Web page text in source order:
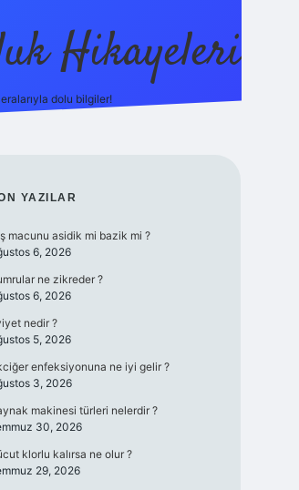
Hikayeleri
dolu bilgiler!
YAZILAR
macunu asidik mi bazik mi ?
6, 2026
ne zikreder ?
6, 2026
nedir ?
5, 2026
enfeksiyonuna ne iyi gelir ?
3, 2026
makinesi türleri nelerdir ?
30, 2026
klorlu kalırsa ne olur ?
29, 2026